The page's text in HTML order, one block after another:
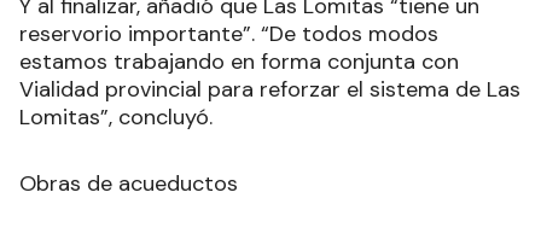
reservorio importante”. “De todos modos
estamos trabajando en forma conjunta con
Vialidad provincial para reforzar el sistema de Las
Lomitas”, concluyó.
Obras de acueductos